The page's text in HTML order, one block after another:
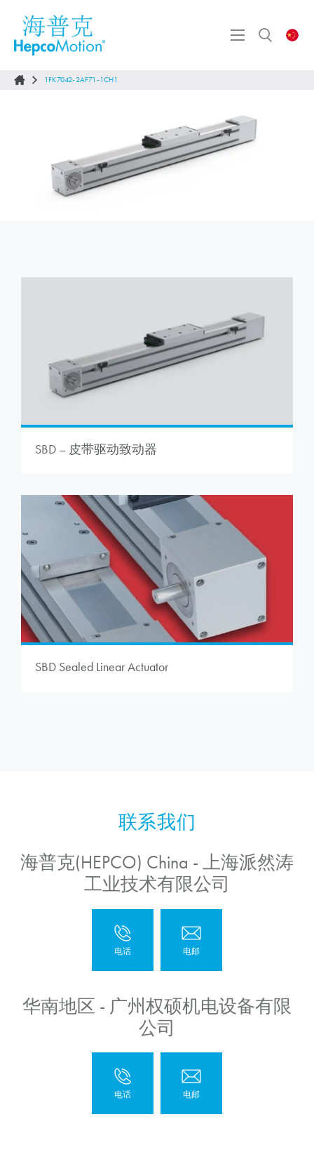
1FK7042-2AF71-1CH1
SBD – 皮带驱动致动器
SBD Sealed Linear Actuator
海普克(HEPCO) China - 上海派然涛
工业技术有限公司
华南地区 - 广州权硕机电设备有限
公司